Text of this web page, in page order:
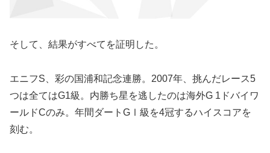
そして、結果がすべてを証明した。
エニフS、彩の国浦和記念連勝。2007年、挑んだレース5
つは全てはG1級。内勝ち星を逃したのは海外G 1ドバイワ
ールドCのみ。年間ダートGⅠ級を4冠するハイスコアを
刻む。